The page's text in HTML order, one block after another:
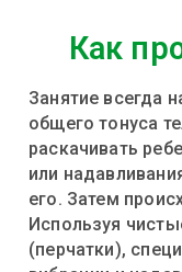
Как
Занятие всегда
общего тонуса
раскачивать
или
его. Затем
Используя
(перчатки),